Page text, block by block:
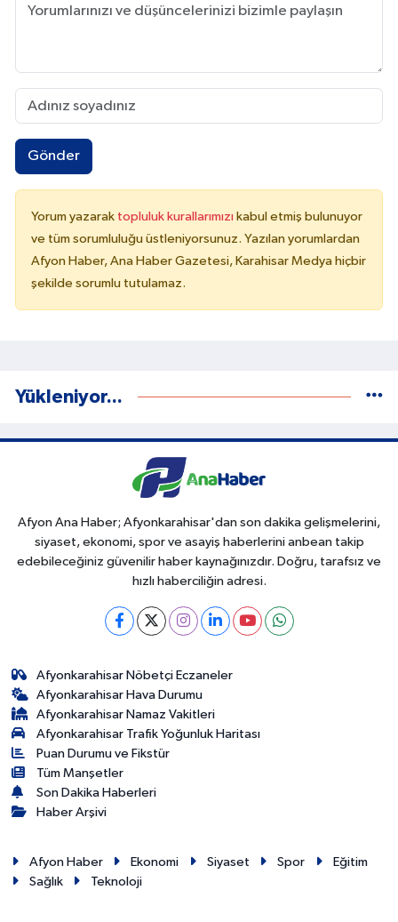
Gönder
Yorum yazarak topluluk kurallarımızı kabul etmiş bulunuyor
ve tüm sorumluluğu üstleniyorsunuz. Yazılan yorumlardan
Afyon Haber, Ana Haber Gazetesi, Karahisar Medya hiçbir
şekilde sorumlu tutulamaz.
Yükleniyor...
Afyon Ana Haber; Afyonkarahisar'dan son dakika gelişmelerini,
siyaset, ekonomi, spor ve asayiş haberlerini anbean takip
edebileceğiniz güvenilir haber kaynağınızdır. Doğru, tarafsız ve
hızlı haberciliğin adresi.
Afyonkarahisar Nöbetçi Eczaneler
Afyonkarahisar Hava Durumu
Afyonkarahisar Namaz Vakitleri
Afyonkarahisar Trafik Yoğunluk Haritası
Puan Durumu ve Fikstür
Tüm Manşetler
Son Dakika Haberleri
Haber Arşivi
Afyon Haber Ekonomi Siyaset Spor
Eğitim
Sağlık
Teknoloji